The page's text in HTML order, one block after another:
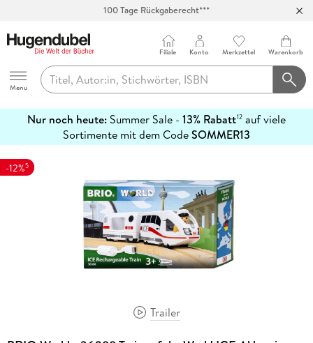
Hugendubel
Menu
Filiale Konto Merkzettel Warenkorb
Nur noch heute: Summer Sale - 13% Rabatt12 auf viele
Sortimente mit dem CodeSOMMER13
erfahren
Trailer
-12%5